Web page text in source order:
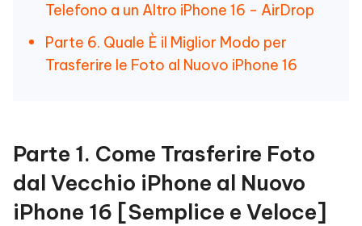
Telefono a un Altro iPhone 16 - AirDrop
Parte 6. Quale È il Miglior Modo per
Trasferire le Foto al Nuovo iPhone 16
Parte 1. Come Trasferire Foto
dal Vecchio iPhone al Nuovo
iPhone 16 [Semplice e Veloce]